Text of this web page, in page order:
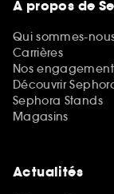
A propos de
Qui sommes-
Carrières
Nos
Découvrir
Sephora Stands
Magasins
Actualités